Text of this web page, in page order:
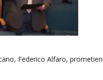
Federico Alfaro,